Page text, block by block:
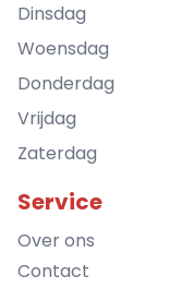
Dinsdag
Woensdag
Donderdag
Vrijdag
Zaterdag
Service
Over ons
Contact